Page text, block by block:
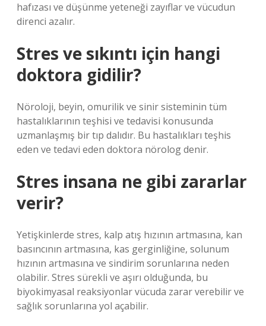
hafızası ve düşünme yeteneği zayıflar ve vücudun
direnci azalır.
Stres ve sıkıntı için hangi
doktora gidilir?
Nöroloji, beyin, omurilik ve sinir sisteminin tüm
hastalıklarının teşhisi ve tedavisi konusunda
uzmanlaşmış bir tıp dalıdır. Bu hastalıkları teşhis
eden ve tedavi eden doktora nörolog denir.
Stres insana ne gibi zararlar
verir?
Yetişkinlerde stres, kalp atış hızının artmasına, kan
basıncının artmasına, kas gerginliğine, solunum
hızının artmasına ve sindirim sorunlarına neden
olabilir. Stres sürekli ve aşırı olduğunda, bu
biyokimyasal reaksiyonlar vücuda zarar verebilir ve
sağlık sorunlarına yol açabilir.